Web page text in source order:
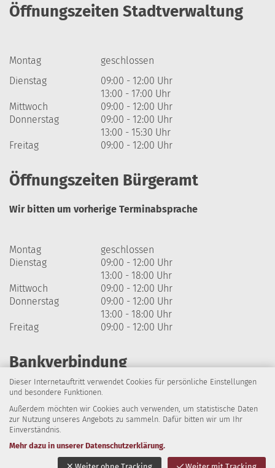
Dieser Internetauftritt verwendet Cookies für persönliche Einstellungen
und besondere Funktionen.
Außerdem möchten wir Cookies auch verwenden, um statistische Daten
zur Nutzung unseres Angebots zu sammeln. Dafür bitten wir um Ihr
Einverständnis.
Mehr dazu in unserer Datenschutzerklärung.
Öffnungszeiten Stadtverwaltung
Montag
geschlossen
Dienstag
09:00 - 12:00 Uhr
13:00 - 17:00 Uhr
Mittwoch
09:00 - 12:00 Uhr
Donnerstag
09:00 - 12:00 Uhr
13:00 - 15:30 Uhr
Freitag
09:00 - 12:00 Uhr
Öffnungszeiten Bürgeramt
Wir bitten um vorherige Terminabsprache
Montag
geschlossen
Dienstag
09:00 - 12:00 Uhr
13:00 - 18:00 Uhr
Mittwoch
09:00 - 12:00 Uhr
Donnerstag
09:00 - 12:00 Uhr
13:00 - 18:00 Uhr
Freitag
09:00 - 12:00 Uhr
Bankverbindung
Harzsparkasse
IBAN: DE64 8105 2000 0320 1838 07
BIC: NOLADE21HRZ
Impressum Datenschutz Barrierefreiheit